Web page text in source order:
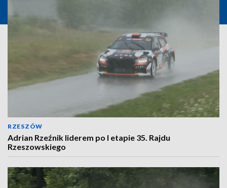
RZESZÓW
Adrian Rzeźnik liderem po I etapie 35. Rajdu
Rzeszowskiego